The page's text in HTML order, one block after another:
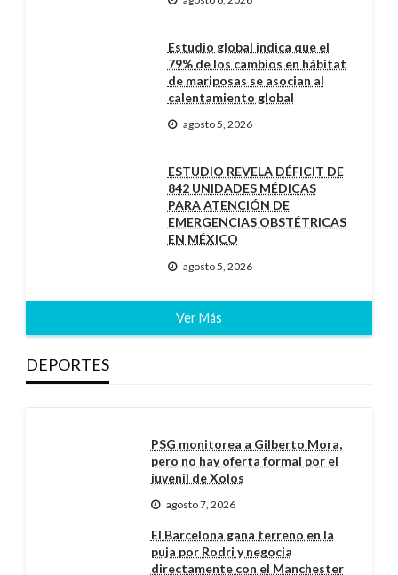
Estudio global indica que el
79% de los cambios en hábitat
de mariposas se asocian al
calentamiento global
agosto 5, 2026
ESTUDIO REVELA DÉFICIT DE
842 UNIDADES MÉDICAS
PARA ATENCIÓN DE
EMERGENCIAS OBSTÉTRICAS
EN MÉXICO
agosto 5, 2026
Ver Más
DEPORTES
PSG monitorea a Gilberto Mora,
pero no hay oferta formal por el
juvenil de Xolos
agosto 7, 2026
El Barcelona gana terreno en la
puja por Rodri y negocia
directamente con el Manchester